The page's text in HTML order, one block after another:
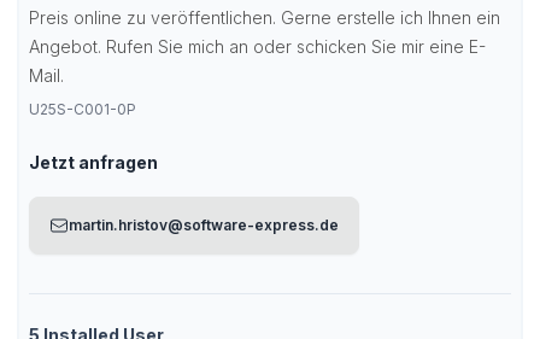
Preis online zu veröffentlichen. Gerne erstelle ich Ihnen ein
Angebot. Rufen Sie mich an oder schicken Sie mir eine E-
Mail.
U25S-C001-0P
Jetzt anfragen
martin.hristov@software-express.de
5 Installed User